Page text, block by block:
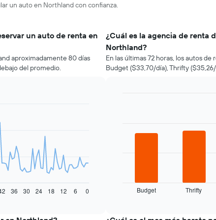
un auto en Northland con confianza.
un auto de renta en
aproximadamente 80 días
del promedio.
30 0
36 24 18 12 6
¿Cuál es la agencia de renta
Northland?
En las últimas 72 horas, los autos
Budget ($33,70/día), Thrifty
muestra
Budget Thrifty